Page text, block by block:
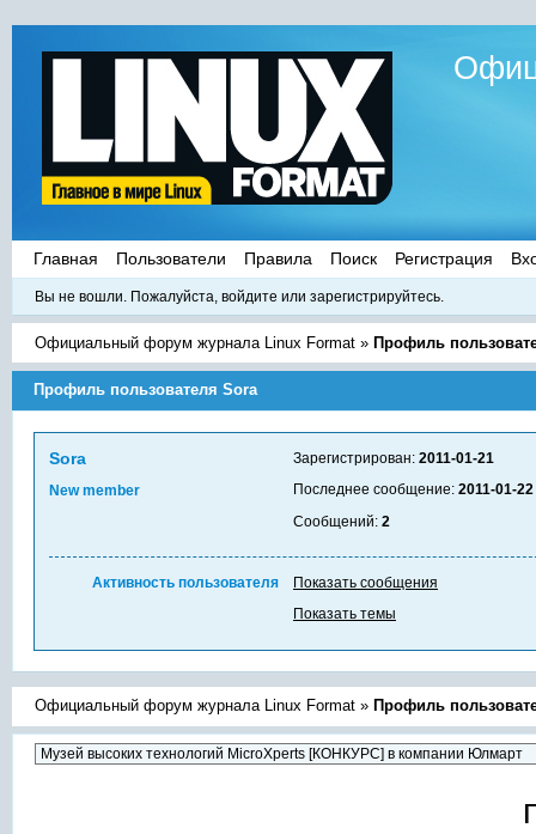
Главная Пользователи Правила Поиск Регистрация
Вы не вошли. Пожалуйста, войдите или зарегистрируйтесь.
Официальный форум журнала Linux Format » Профиль
Профиль пользователя Sora
Sora
New member
Зарегистрирован: 2011-01-21
Последнее сообщение: 2011-01-
Сообщений: 2
Активность пользователя
Показать сообщения
Показать темы
Официальный форум журнала Linux Format » Профиль